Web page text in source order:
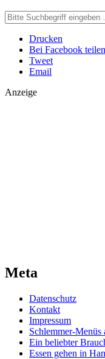
Drucken
Bei Facebook teilen
Tweet
Email
Anzeige
Meta
Datenschutz
Kontakt
Impressum
Schlemmer-Menüs
Ein beliebter
Essen gehen in